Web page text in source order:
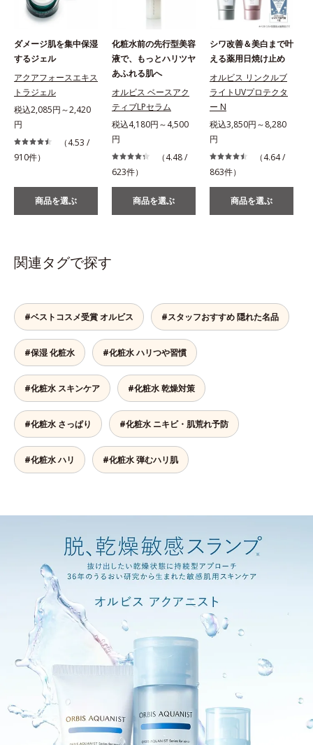
ダメージ肌を集中保湿
するジェル
アクアフォースエキス
トラジェル
税込2,085円～2,420
円
（4.53 /
910件）
商品を選ぶ
化粧水前の先行型美容
液で、もっとハリツヤ
あふれる肌へ
オルビス ベースアク
ティブLPセラム
税込4,180円～4,500
円
（4.48 /
623件）
商品を選ぶ
シワ改善＆美白まで叶
える薬用日焼け止め
オルビス リンクルブ
ライトUVプロテクタ
ー N
税込3,850円～8,280
円
（4.64 /
863件）
商品を選ぶ
関連タグで探す
#ベストコスメ受賞 オルビス #スタッフおすすめ 隠れた名品
#保湿 化粧水 #化粧水 ハリつや習慣
#化粧水 スキンケア #化粧水 乾燥対策
#化粧水 さっぱり #化粧水 ニキビ・肌荒れ予防
#化粧水 ハリ #化粧水 弾むハリ肌